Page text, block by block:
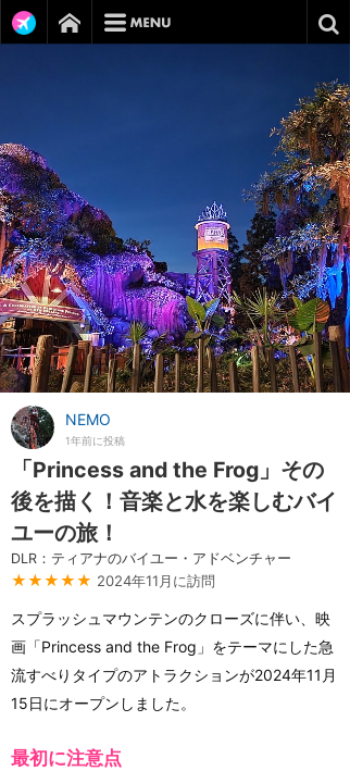
NEMO
1年前に投稿
「Princess and the Frog」その
後を描く！音楽と水を楽しむバイ
ユーの旅！
DLR：ティアナのバイユー・アドベンチャー
★★★★★ 2024年11月に訪問
スプラッシュマウンテンのクローズに伴い、映
画「Princess and the Frog」をテーマにした急
流すべりタイプのアトラクションが2024年11月
15日にオープンしました。
最初に注意点